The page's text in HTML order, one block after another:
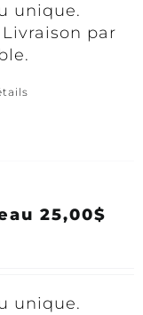
unique.
Livraison par
25,00$
unique.